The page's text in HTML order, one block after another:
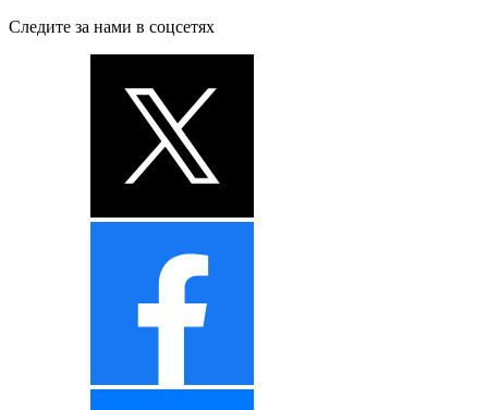
Следите за нами в соцсетях